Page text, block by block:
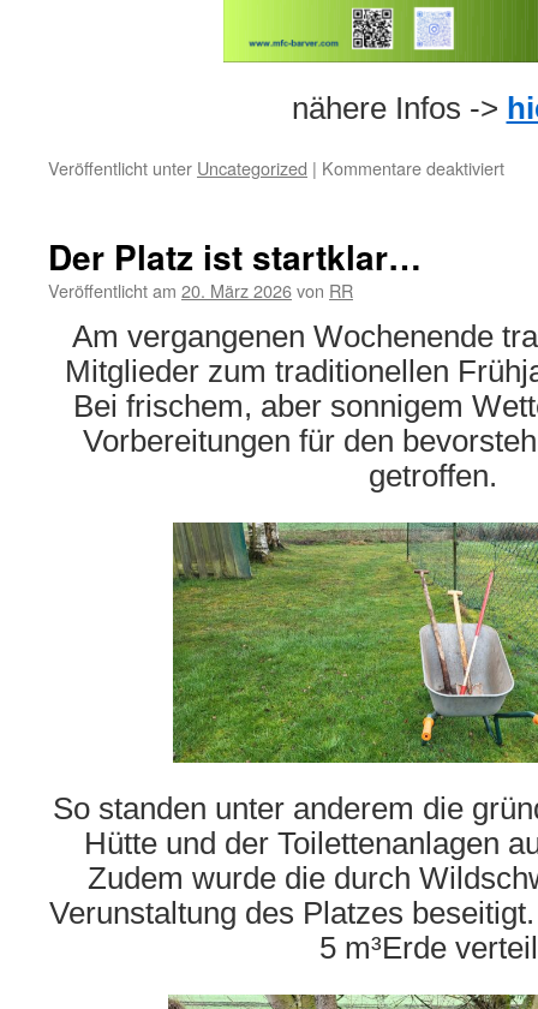
nähere Infos ->
Veröffentlicht unter Uncategorized | Kommentare deaktiviertfür
Der Platz ist startklar…
Veröffentlicht am 20. März 2026von RR
Am vergangenen Wochenende
Mitglieder zum traditionellen
Bei frischem, aber sonnigem
Vorbereitungen für den
getroffen.
So standen unter anderem die
Hütte und der Toilettenanlagen
Zudem wurde die durch
Verunstaltung des Platzes
5 m³Erde